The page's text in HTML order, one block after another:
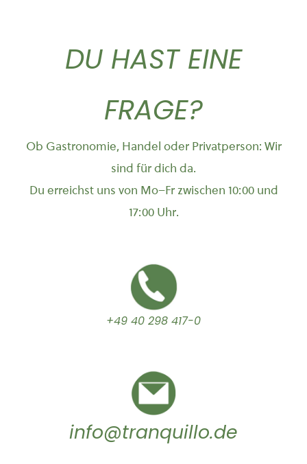
DU HAST EINE
FRAGE?
Ob Gastronomie, Handel oder Privatperson: Wir
sind für dich da.
Du erreichst uns von Mo–Fr zwischen 10:00 und
17:00 Uhr.
+49 40 298 417-0
info@tranquillo.de